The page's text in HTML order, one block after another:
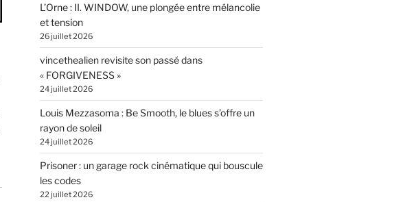
L’Orne : II. WINDOW, une plongée entre mélancolie
et tension
26 juillet 2026
vincethealien revisite son passé dans
« FORGIVENESS »
24 juillet 2026
Louis Mezzasoma : Be Smooth, le blues s’offre un
rayon de soleil
24 juillet 2026
Prisoner : un garage rock cinématique qui bouscule
les codes
22 juillet 2026